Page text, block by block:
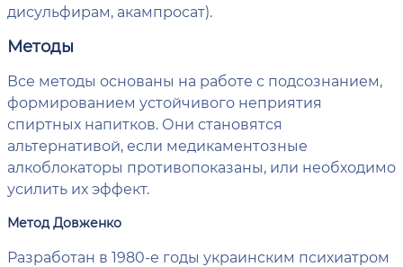
дисульфирам, акампросат).
Методы
Все методы основаны на работе с подсознанием,
формированием устойчивого неприятия
спиртных напитков. Они становятся
альтернативой, если медикаментозные
алкоблокаторы противопоказаны, или необходимо
усилить их эффект.
Метод Довженко
Разработан в 1980-е годы украинским психиатром